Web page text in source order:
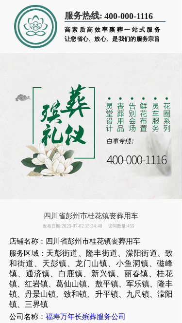
服务热线: 400-000-1116
高素质高效率殡葬一站式服务
让您省心、放心、是我们的服务宗旨
四川省彭州市桂花镇丧葬用车
发布日期:2025-07-02 13:34:40 访问数量:455
店铺名称：四川省彭州市桂花镇丧葬用车
服务区域： 天彭街道、隆丰街道、濛阳街道、致
和街道 、天彭镇、龙门山镇、小鱼洞镇、磁峰
镇、通济镇、白鹿镇、新兴镇、丽春镇、桂花
镇、红岩镇、葛仙山镇、敖平镇、军乐镇、隆丰
镇、丹景山镇、致和镇、升平镇、九尺镇、濛阳
镇、三界镇
公司名称： 福寿万年长殡葬服务公司